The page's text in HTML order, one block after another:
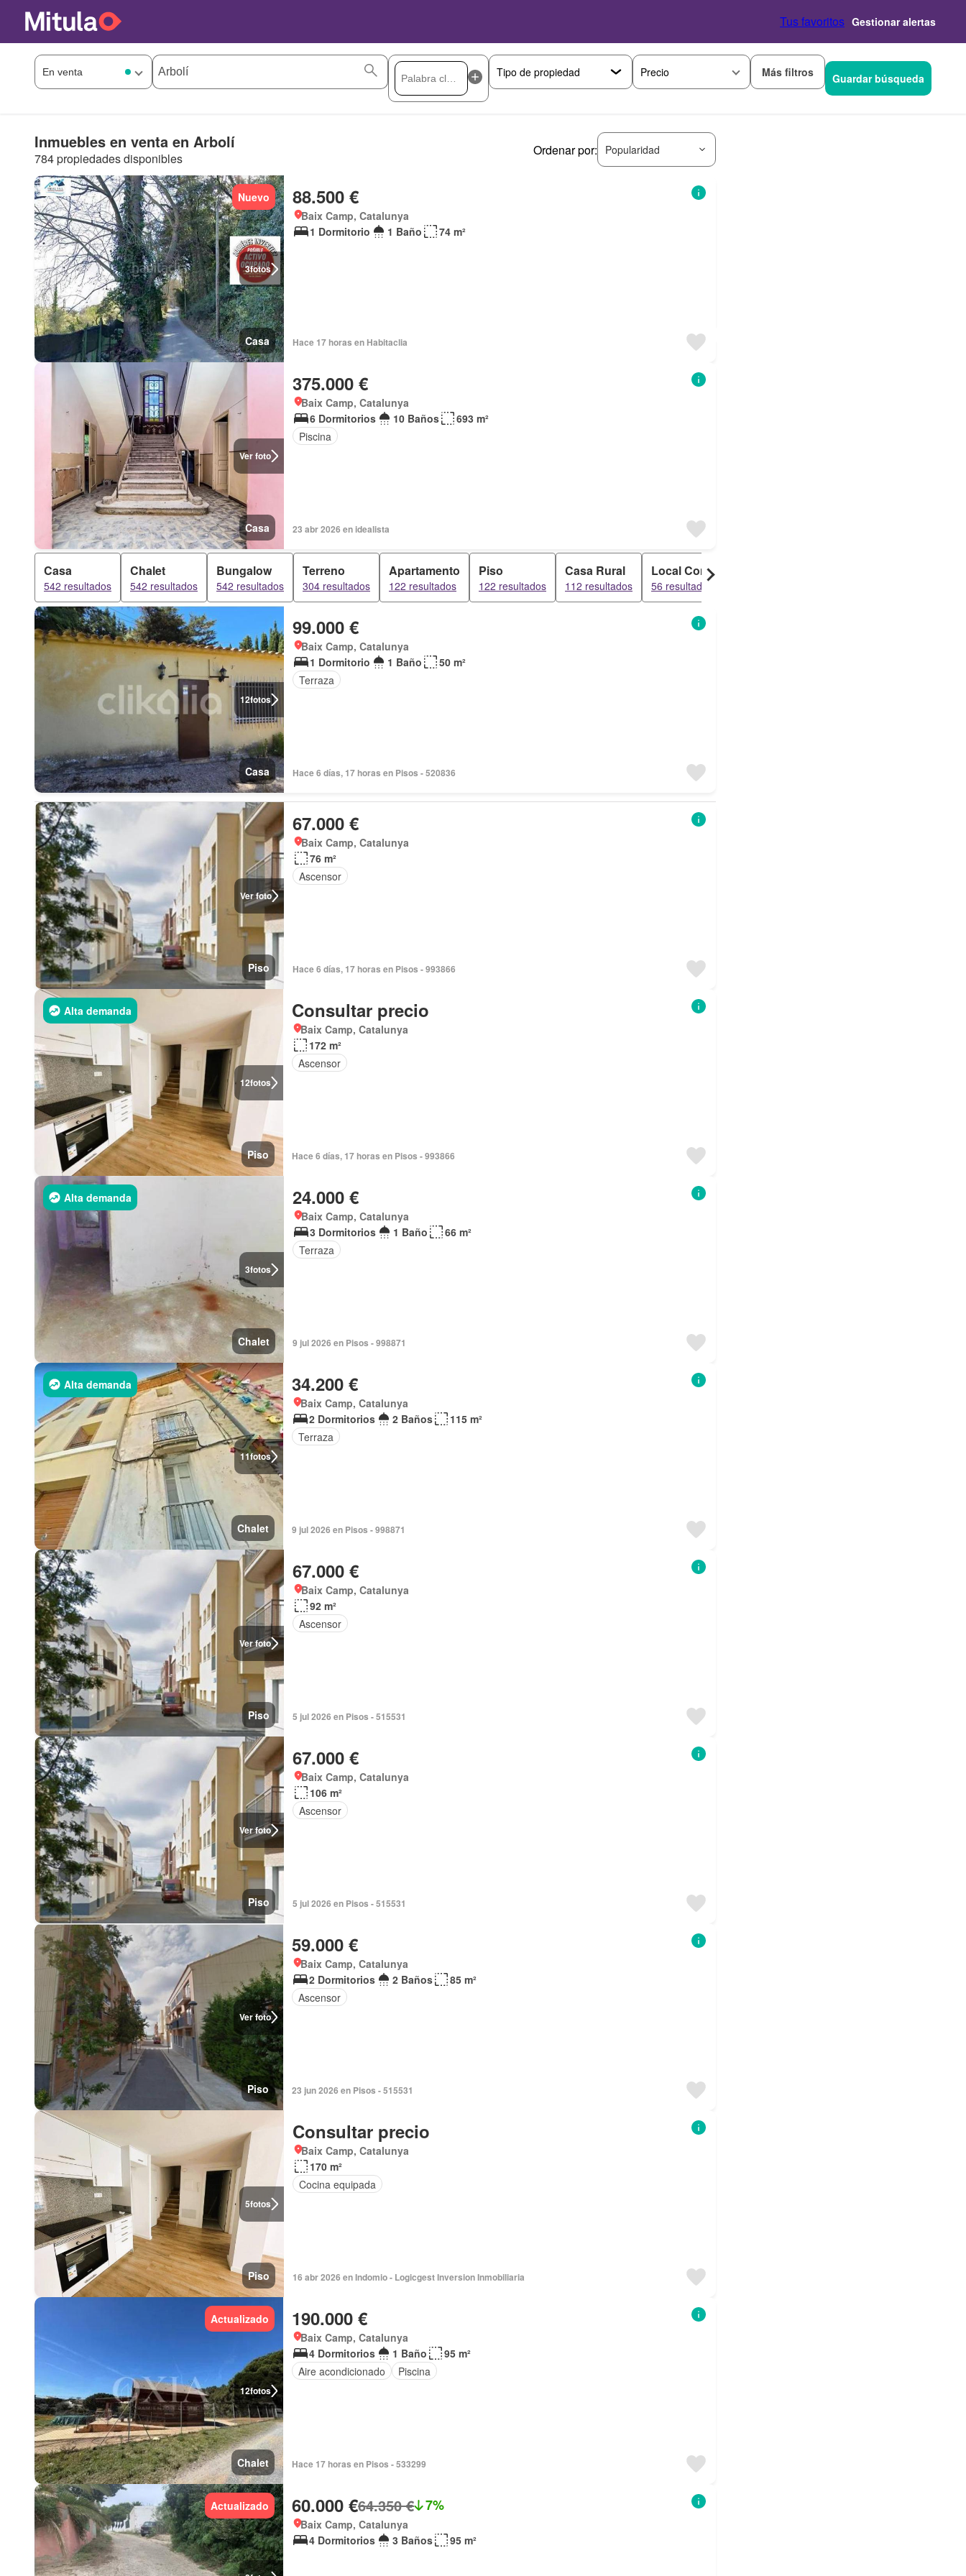
Tus favoritos Gestionar alertas
Precio Más filtros Guardar búsqueda
Inmuebles en venta en Arbolí
784 propiedades disponibles
Ordenar por: Popularidad
3fotos
Nuevo
Casa
88.500 €
Baix Camp, Catalunya
1 Dormitorio
1 Baño 74 m²
Hace 17 horas en Habitaclia
Ver foto
Casa
375.000 €
Baix Camp, Catalunya
6 Dormitorios
10 Baños
693 m²
Piscina
23 abr 2026 en idealista
Casa
542 resultados
Chalet
542 resultados
Bungalow
542 resultados
Terreno
304 resultados
Apartamento
122 resultados
Piso
122 resultados
Casa Rural
112 resultados
Local Comercial
56 resultados
12fotos
Casa
99.000 €
Baix Camp, Catalunya
1 Dormitorio
1 Baño
50 m²
Terraza
Hace 6 días, 17 horas en Pisos - 520836
Ver foto
Piso
67.000 €
Baix Camp, Catalunya
76 m²
Ascensor
Hace 6 días, 17 horas en Pisos - 993866
12fotos
Alta demanda
Piso
Consultar precio
Baix Camp, Catalunya
172 m²
Ascensor
Hace 6 días, 17 horas en Pisos - 993866
3fotos
Alta demanda
Chalet
24.000 €
Baix Camp, Catalunya
3 Dormitorios
1 Baño
66 m²
Terraza
9 jul 2026 en Pisos - 998871
11fotos
Alta demanda
Chalet
34.200 €
Baix Camp, Catalunya
2 Dormitorios
2 Baños
115 m²
Terraza
9 jul 2026 en Pisos - 998871
Ver foto
Piso
67.000 €
Baix Camp, Catalunya
92 m²
Ascensor
5 jul 2026 en Pisos - 515531
Ver foto
Piso
67.000 €
Baix Camp, Catalunya
106 m²
Ascensor
5 jul 2026 en Pisos - 515531
Ver foto
Piso
59.000 €
Baix Camp, Catalunya
2 Dormitorios
2 Baños
85 m²
Ascensor
23 jun 2026 en Pisos - 515531
5fotos
Piso
Consultar precio
Baix Camp, Catalunya
170 m²
Cocina equipada
16 abr 2026 en Indomio - Logicgest Inversion Inmobiliaria
12fotos
Actualizado
Chalet
190.000 €
Baix Camp, Catalunya
4 Dormitorios
1 Baño
95 m²
Aire acondicionado
Piscina
Hace 17 horas en Pisos - 533299
Actualizado 60.000 €64.350 € 7%
Baix Camp, Catalunya
4 Dormitorios
3 Baños 95 m²